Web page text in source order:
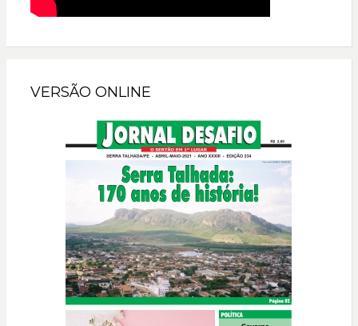
VERSÃO ONLINE